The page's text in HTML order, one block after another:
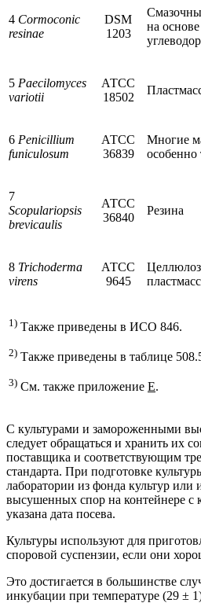
4 Cormoconic
resinae
DSM
1203
на основе
5 Paecilomyces
variotii
АТСС
18502
6 Penicillium
funiculosum
АТСС
36839
Многие
особенно
7
Scopulariopsis
brevicaulis
АТСС
36840
Резина
8 Trichoderma
virens
АТСС
9645
1) Также приведены в ИСО 846.
2) Также приведены в таблице
3) См. также приложение Е.
С культурами и замороженными
следует обращаться и хранить их
поставщика и соответствующим
стандарта. При подготовке
лаборатории из фонда культур или
высушенных спор на контейнере с
указана дата посева.
Культуры используют для
споровой суспензии, если они
Это достигается в большинстве
инкубации при температуре (29 ±